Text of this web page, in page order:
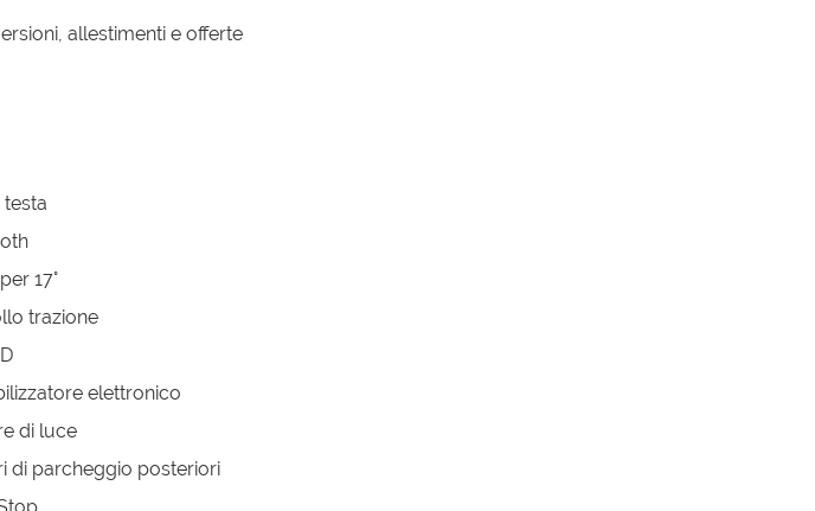
allestimenti e offerte
17°
trazione
elettronico
di luce
di parcheggio posteriori